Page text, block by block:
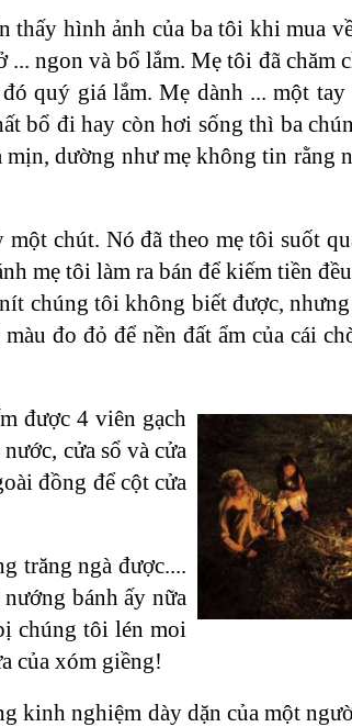
thấy hình ảnh của ba tôi khi mua
ngon và bổ lắm. Mẹ tôi đã chăm
quý giá lắm. Mẹ dành ... một tay
bổ đi hay còn hơi sống thì ba
dường như mẹ không tin rằng
chút. Nó đã theo mẹ tôi suốt
mẹ tôi làm ra bán để kiếm tiền
chúng tôi không biết được,
đo đỏ để nền đất ẩm của cái
được 4 viên gạch
cửa sổ và cửa
đồng để cột cửa
trăng ngà được....
bánh ấy nữa
chúng tôi lén moi
của xóm giềng!
kinh nghiệm dày dặn của một